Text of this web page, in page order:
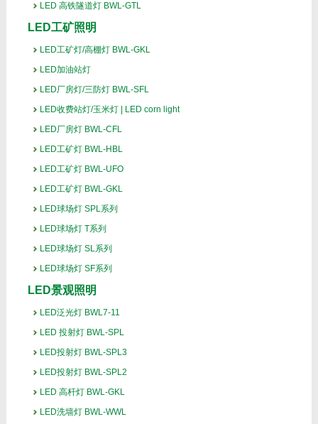
LED 高铁隧道灯 BWL-GTL
LED工矿照明
LED工矿灯/高棚灯 BWL-GKL
LED加油站灯
LED厂房灯/三防灯 BWL-SFL
LED收费站灯/玉米灯 | LED corn light
LED厂房灯 BWL-CFL
LED工矿灯 BWL-HBL
LED工矿灯 BWL-UFO
LED工矿灯 BWL-GKL
LED球场灯 SPL系列
LED球场灯 T系列
LED球场灯 SL系列
LED球场灯 SF系列
LED景观照明
LED泛光灯 BWL7-11
LED 投射灯 BWL-SPL
LED投射灯 BWL-SPL3
LED投射灯 BWL-SPL2
LED 高杆灯 BWL-GKL
LED洗墙灯 BWL-WWL